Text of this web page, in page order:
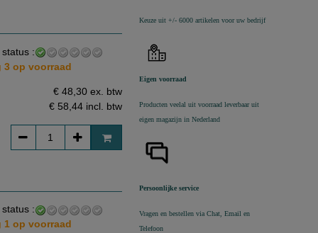
:
3 op voorraad
€ 48,30 ex. btw
€ 58,44incl. btw
:
1 op voorraad
Keuze uit +/- 6000 artikelen voor uw bedrijf
Eigen voorraad
Producten veelal uit voorraad leverbaar uit
eigen magazijn in Nederland
Persoonlijke service
Vragen en bestellen via Chat, Email en
Telefoon